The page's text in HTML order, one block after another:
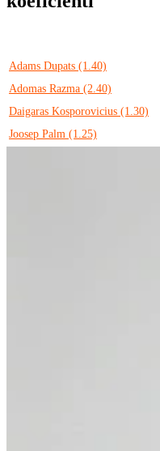
Adams Dupats (1.40)
Adomas Razma (2.40)
Daigaras Kosporovicius (1.30)
Joosep Palm (1.25)